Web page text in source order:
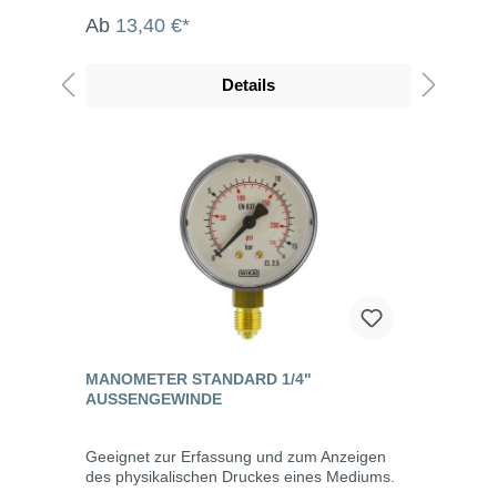
Ab 13,40 €*
Details
MANOMETER STANDARD 1/4"
AUSSENGEWINDE
Geeignet zur Erfassung und zum Anzeigen
des physikalischen Druckes eines Mediums.